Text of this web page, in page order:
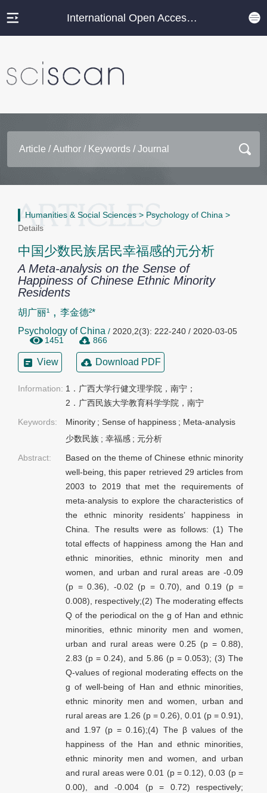
International Open Access Journal Platform
Humanities & Social Sciences > Psychology of China >
Details
中国少数民族居民幸福感的元分析
A Meta-analysis on the Sense of
Happiness of Chinese Ethnic Minority
Residents
胡广丽¹ , 李金德²*
Psychology of China / 2020,2(3): 222-240 / 2020-03-05
1451
866
View Download PDF
Information: 1．广西大学行健文理学院，南宁；
2．广西民族大学教育科学学院，南宁
Keywords:
Minority ; Sense of happiness ; Meta-analysis
少数民族 ; 幸福感 ; 元分析
Abstract:
Based on the theme of Chinese ethnic minority
well-being, this paper retrieved 29 articles from
2003 to 2019 that met the requirements of
meta-analysis to explore the characteristics of
the ethnic minority residents’ happiness in
China. The results were as follows: (1) The
total effects of happiness among the Han and
ethnic minorities, ethnic minority men and
women, and urban and rural areas are -0.09
(p = 0.36), -0.02 (p = 0.70), and 0.19 (p =
0.008), respectively;(2) The moderating effects
Q of the periodical on the g of Han and ethnic
minorities, ethnic minority men and women,
urban and rural areas were 0.25 (p = 0.88),
2.83 (p = 0.24), and 5.86 (p = 0.053); (3) The
Q-values of regional moderating effects on the
g of well-being of Han and ethnic minorities,
ethnic minority men and women, urban and
rural areas are 1.26 (p = 0.26), 0.01 (p = 0.91),
and 1.97 (p = 0.16);(4) The β values of the
happiness of the Han and ethnic minorities,
ethnic minority men and women, and urban
and rural areas were 0.01 (p = 0.12), 0.03 (p =
0.00), and -0.004 (p = 0.72) respectively;